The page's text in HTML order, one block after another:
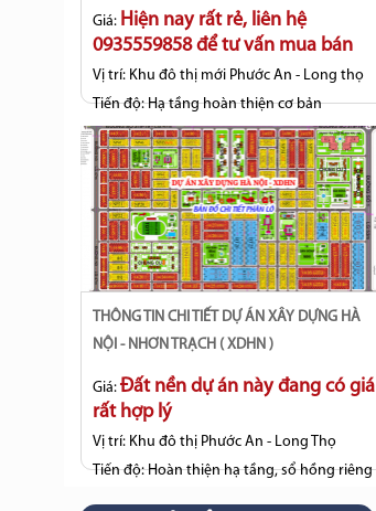
Giá: Hiện nay rất rẻ, liên hệ
0935559858 để tư vấn mua bán
Vị trí: Khu đô thị mới Phước An - Long thọ
Tiến độ:Hạ tầng hoàn thiện cơ bản
NỘI - NHƠN TRẠCH ( XDHN )
Giá: Đất nền dự án này đang có giá
rất hợp lý
Vị trí: Khu đô thị Phước An - Long Thọ
Tiến độ:Hoàn thiện hạ tầng, sổ hồng riêng